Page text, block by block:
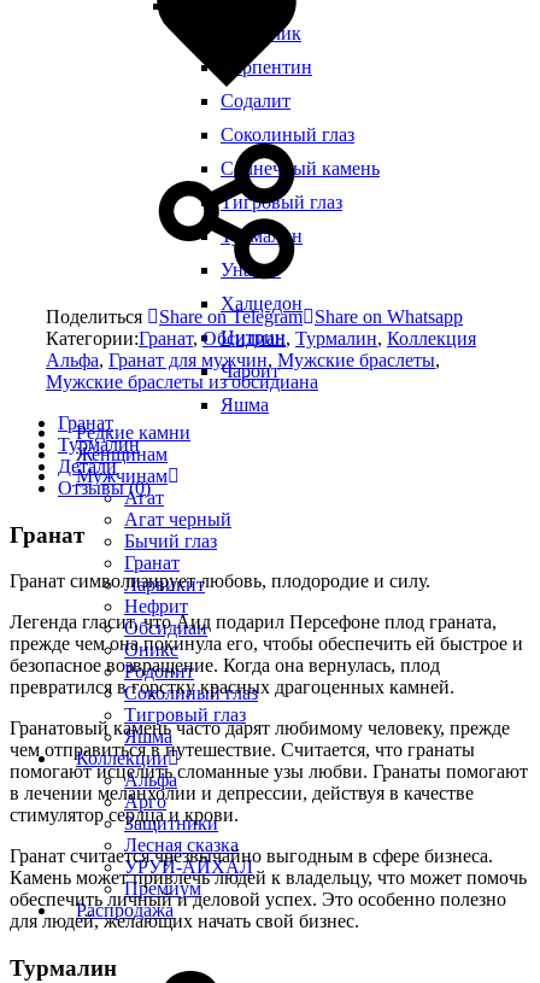
Сердолик
Серпентин
Содалит
Соколиный глаз
Солнечный камень
Тигровый глаз
Турмалин
Унакит
Халцедон
Цитрин
Чароит
Яшма
Редкие камни
Женщинам
Мужчинам
Агат
Агат черный
Бычий глаз
Гранат
Ларвикит
Нефрит
Обсидиан
Оникс
Родонит
Соколиный глаз
Тигровый глаз
Яшма
Коллекции
Альфа
Арго
Защитники
Лесная сказка
УРУЙ-АЙХАЛ
Премиум
Распродажа
Поделиться Share on Telegram
Share on Whatsapp
Категории:Гранат,Обсидиан, Турмалин, Коллекция
Альфа, Гранат для мужчин, Мужские браслеты,
Мужские браслеты из обсидиана
Гранат
Турмалин
Детали
Отзывы (0)
Гранат
Гранат символизирует любовь, плодородие и силу.
Легенда гласит, что Аид подарил Персефоне плод граната,
прежде чем она покинула его, чтобы обеспечить ей быстрое и
безопасное возвращение. Когда она вернулась, плод
превратился в горстку красных драгоценных камней.
Гранатовый камень часто дарят любимому человеку, прежде
чем отправиться в путешествие. Считается, что гранаты
помогают исцелить сломанные узы любви. Гранаты помогают
в лечении меланхолии и депрессии, действуя в качестве
стимулятор сердца и крови.
Гранат считается чрезвычайно выгодным в сфере бизнеса.
Камень может привлечь людей к владельцу, что может помочь
обеспечить личный и деловой успех. Это особенно полезно
для людей, желающих начать свой бизнес.
Турмалин